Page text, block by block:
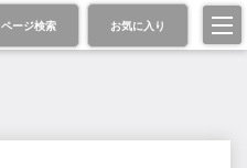
ページ検索 お気に入り